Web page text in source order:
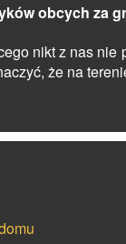
obcych za
nikt z nas
że na